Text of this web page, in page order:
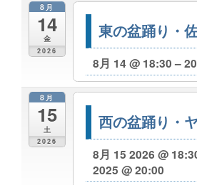
8月
14
金
2026
東の盆踊り・
8月 14 @ 18:30 –
8月
15
土
2026
西の盆踊り・
8月 15 2026 @
2025 @ 20:00